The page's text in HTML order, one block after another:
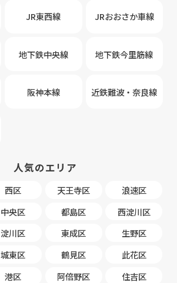
JR東西線 JRおおさか車線
地下鉄中央線 地下鉄今里筋線
阪神本線 近鉄難波・奈良線
人気のエリア
西区 天王寺区
浪速区
中央区 都島区
西淀川区
淀川区 東成区
生野区
城東区 鶴見区
此花区
港区 阿倍野区
住吉区